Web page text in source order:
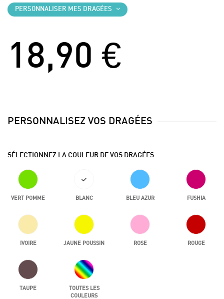
PERSONNALISER MES DRAGÉES
18,90 €
PERSONNALISEZ VOS DRAGÉES
SÉLECTIONNEZ LA COULEUR DE VOS DRAGÉES
VERT POMME BLANC BLEU AZUR FUSHIA
IVOIRE JAUNE POUSSIN ROSE ROUGE
TAUPE
TOUTES LES
COULEURS